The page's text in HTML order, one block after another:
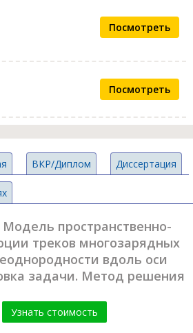
Посмотреть
Посмотреть
ВКР/Диплом Диссертация
пространственно-
треков многозарядных
вдоль оси
задачи. Метод решения
Узнать стоимость